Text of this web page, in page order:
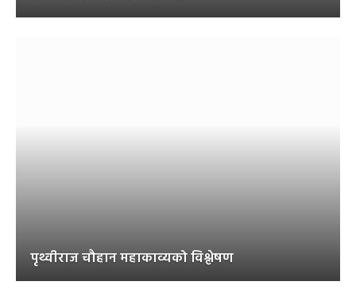
पृथ्वीराज चौहान महाकाव्यको विश्लेषण